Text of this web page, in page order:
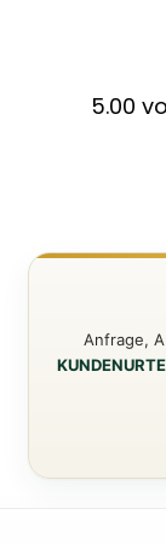
5.00
Anfrage,